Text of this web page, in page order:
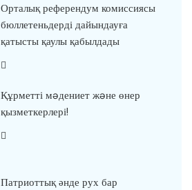
Орталық референдум комиссиясы
бюллетеньдерді дайындауға
қатысты қаулы қабылдады
Құрметті мəдениет жəне өнер
қызметкерлері!
Патриоттық әнде рух бар